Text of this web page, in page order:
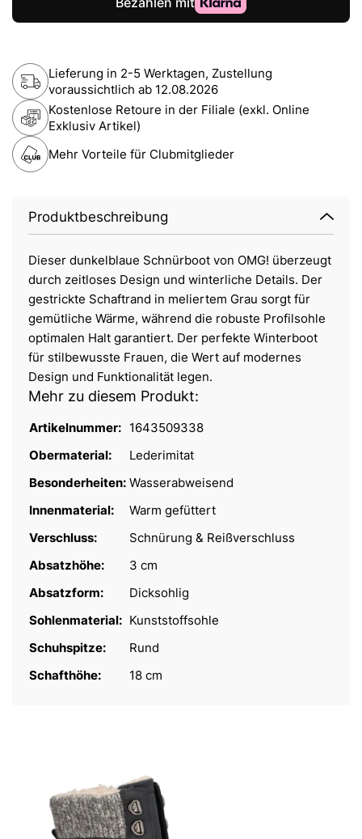
Lieferung in 2-5 Werktagen, Zustellung
voraussichtlich ab 12.08.2026
Kostenlose Retoure in der Filiale (exkl. Online
Exklusiv Artikel)
Mehr Vorteile für Clubmitglieder
Produktbeschreibung
Dieser dunkelblaue Schnürboot von OMG! überzeugt
durch zeitloses Design und winterliche Details. Der
gestrickte Schaftrand in meliertem Grau sorgt für
gemütliche Wärme, während die robuste Profilsohle
optimalen Halt garantiert. Der perfekte Winterboot
für stilbewusste Frauen, die Wert auf modernes
Design und Funktionalität legen.
Mehr zu diesem Produkt:
Artikelnummer: 1643509338
Obermaterial:
Lederimitat
Besonderheiten: Wasserabweisend
Innenmaterial:
Warm gefüttert
Verschluss:
Schnürung & Reißverschluss
Absatzhöhe:
3 cm
Absatzform:
Dicksohlig
Sohlenmaterial: Kunststoffsohle
Schuhspitze:
Rund
Schafthöhe:
18 cm